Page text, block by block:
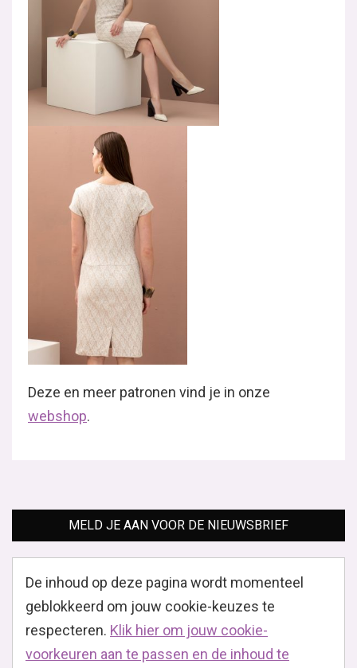
Deze en meer patronen vind je in onze
webshop.
MELD JE AAN VOOR DE NIEUWSBRIEF
De inhoud op deze pagina wordt momenteel
geblokkeerd om jouw cookie-keuzes te
respecteren. Klik hier om jouw cookie-
voorkeuren aan te passen en de inhoud te